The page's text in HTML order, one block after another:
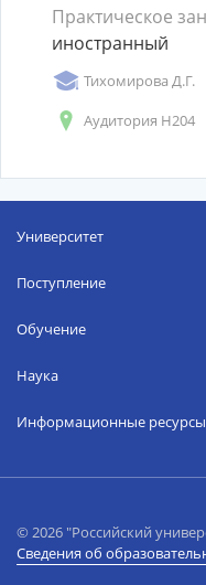
Практическое
иностранный
Тихомирова Д.Г.
Аудитория Н204
Университет
Поступление
Обучение
Наука
Информационные ресурсы
© 2026 "Российский
Сведения об